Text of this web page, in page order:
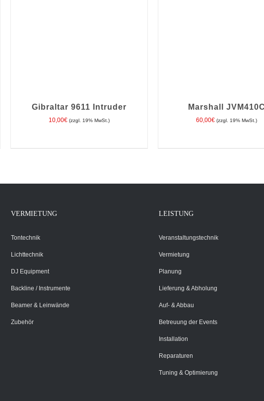
Gibraltar 9611 Intruder
10,00€ (zzgl. 19% MwSt.)
Marshall JVM410C
60,00€ (zzgl. 19% MwSt.)
VERMIETUNG
Tontechnik
Lichttechnik
DJ Equipment
Backline / Instrumente
Beamer & Leinwände
Zubehör
LEISTUNG
Veranstaltungstechnik
Vermietung
Planung
Lieferung & Abholung
Auf- & Abbau
Betreuung der Events
Installation
Reparaturen
Tuning & Optimierung